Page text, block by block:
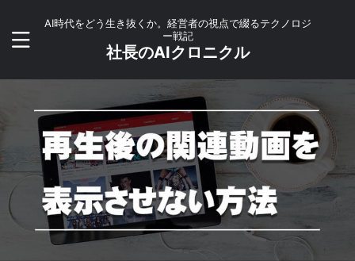
AI時代をどう生き抜くか。経営者の視点で綴るテクノロジ
ー戦記
社長のAIクロニクル